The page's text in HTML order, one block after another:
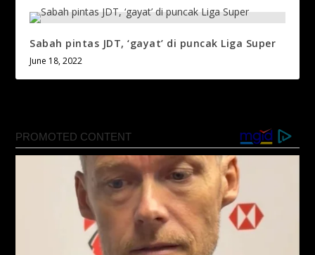
Sabah pintas JDT, ‘gayat’ di puncak Liga Super
June 18, 2022